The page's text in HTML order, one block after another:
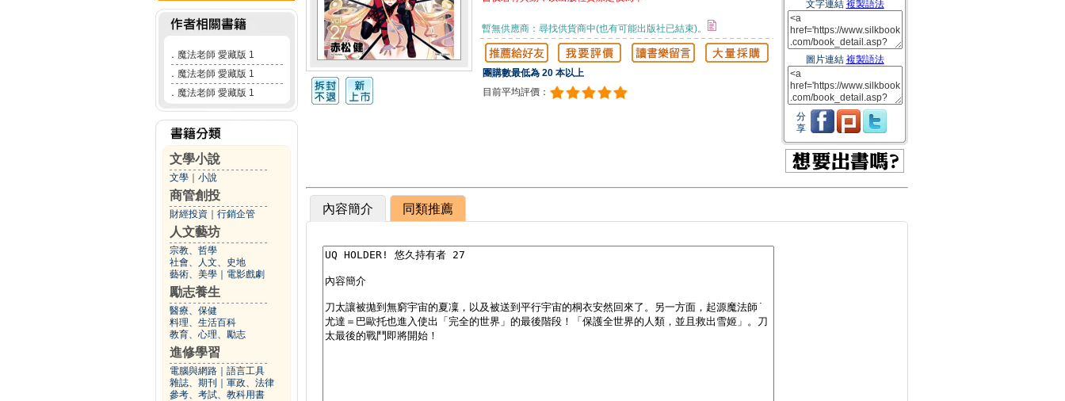
． 魔法老師 愛藏版 1
． 魔法老師 愛藏版 1
． 魔法老師 愛藏版 1
文學小說
文學 小說
商管創投
財經投資 行銷企管
人文藝坊
宗教、哲學
社會、人文、史地
藝術、美學
電影戲劇
勵志養生
醫療、保健
料理、生活百科
教育、心理、勵志
進修學習
電腦與網路
語言工具
雜誌、期刊
軍政、法律
參考、考試、教科用書
暫無供應商：尋找供貨商中(也有可能出版社已結束)。
團購數最低為 20 本以上
目前平均評價：
文字連結 複製語法
圖片連結 複製語法
分
享
內容簡介 同類推薦